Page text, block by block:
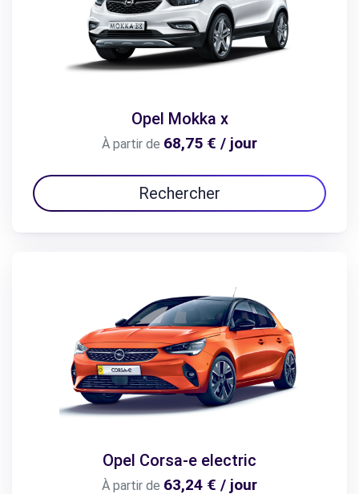
Opel Mokka x
À partir de 68,75 € / jour
Rechercher
Opel Corsa-e electric
À partir de 63,24 € / jour